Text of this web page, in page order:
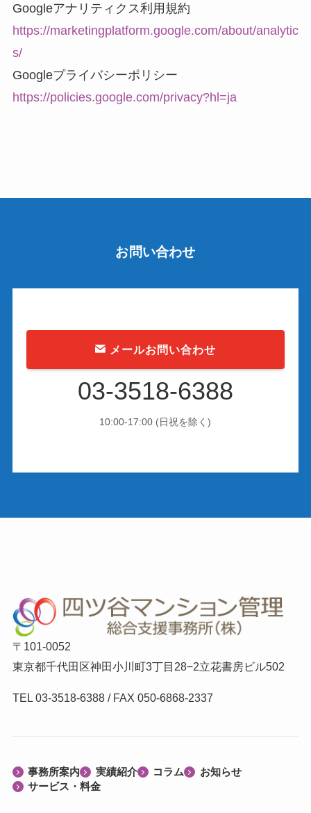
Googleアナリティクス利用規約
https://marketingplatform.google.com/about/analytic
s/
Googleプライバシーポリシー
https://policies.google.com/privacy?hl=ja
お問い合わせ
メールお問い合わせ
03-3518-6388
10:00-17:00 (日祝を除く)
〒101-0052
東京都千代田区神田小川町3丁目28−2立花書房ビル502
TEL 03-3518-6388 / FAX 050-6868-2337
事務所案内 実績紹介 コラム
お知らせ
サービス・料金